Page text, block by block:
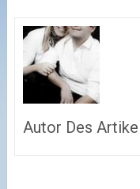
Autor Des